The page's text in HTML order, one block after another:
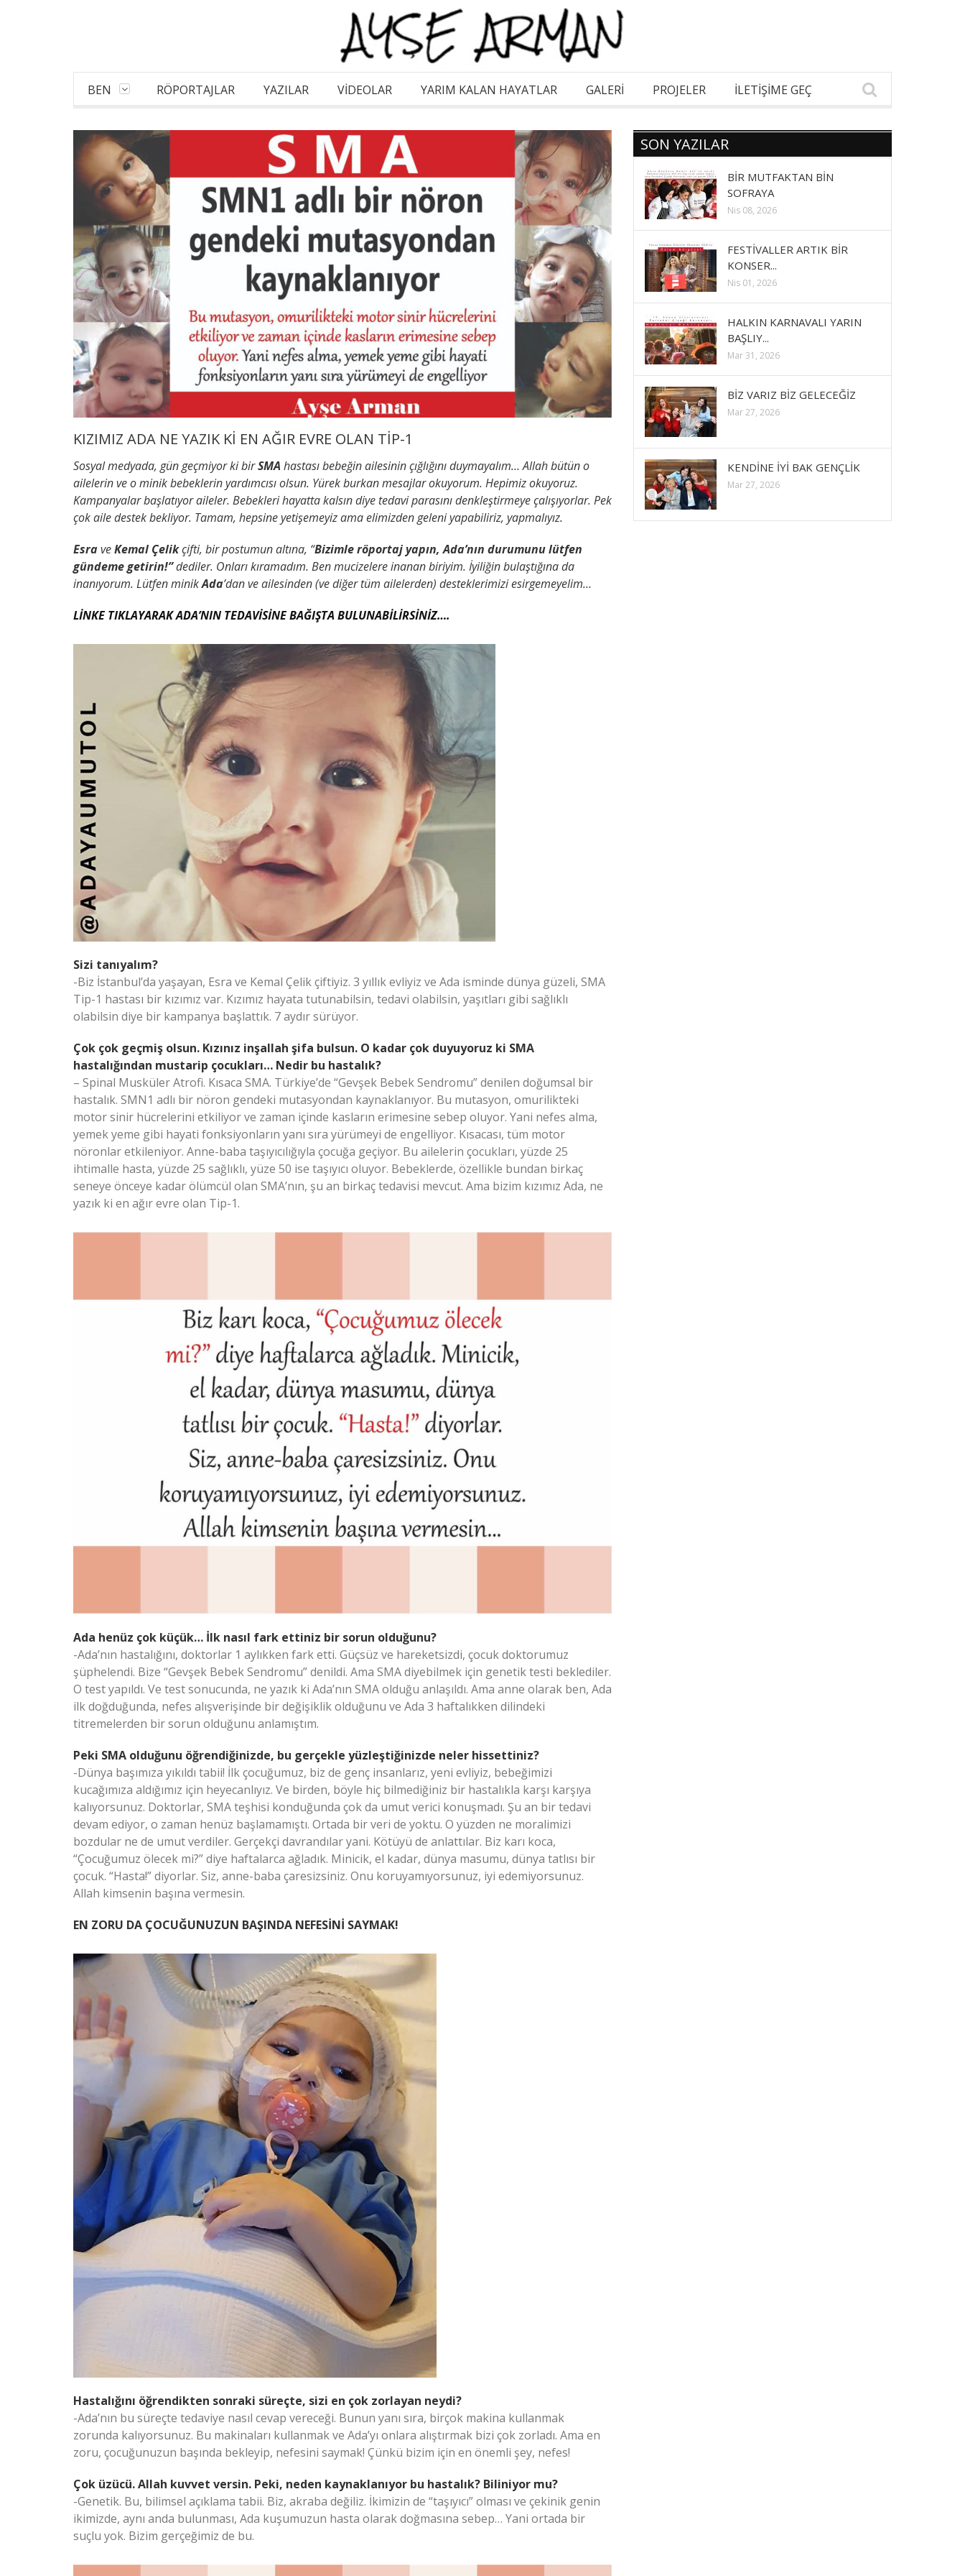
BEN RÖPORTAJLAR YAZILAR VİDEOLAR YARIM KALAN HAYATLAR GALERI PROJELER İLETİŞİME GEÇ
KIZIMIZ ADA NE YAZIK Kİ EN AĞIR EVRE OLAN TİP-1
Sosyal medyada, gün geçmiyor ki birSMA hastası bebeğin ailesinin çığlığını duymayalım… Allah bütün o
ailelerin ve o minik bebeklerin yardımcısı olsun. Yürek burkan mesajlar okuyorum. Hepimiz okuyoruz.
Kampanyalar başlatıyor aileler. Bebekleri hayatta kalsın diye tedavi parasını denkleştirmeye çalışıyorlar. Pek
çok aile destek bekliyor. Tamam, hepsine yetişemeyiz ama elimizden geleni yapabiliriz, yapmalıyız.
EsraveKemal Çelikçifti, bir postumun altına, “Bizimle röportaj yapın, Ada’nın durumunu lütfen
gündeme getirin!”dediler. Onları kıramadım. Ben mucizelere inanan biriyim. İyiliğin bulaştığına da
inanıyorum. Lütfen minikAda’dan ve ailesinden (ve diğer tüm ailelerden) desteklerimizi esirgemeyelim…
LİNKE TIKLAYARAK ADA’NIN TEDAVİSİNE BAĞIŞTA BULUNABİLİRSİNİZ….
Sizi tanıyalım?
-Biz İstanbul’da yaşayan, Esra ve Kemal Çelik çiftiyiz. 3 yıllık evliyiz ve Ada isminde dünya güzeli, SMA
Tip-1 hastası bir kızımız var. Kızımız hayata tutunabilsin, tedavi olabilsin, yaşıtları gibi sağlıklı
olabilsin diye bir kampanya başlattık. 7 aydır sürüyor.
Çok çok geçmiş olsun. Kızınız inşallah şifa bulsun. O kadar çok duyuyoruz ki SMA
hastalığından mustarip çocukları… Nedir bu hastalık?
– Spinal Musküler Atrofi. Kısaca SMA. Türkiye’de “Gevşek Bebek Sendromu” denilen doğumsal bir
hastalık. SMN1 adlı bir nöron gendeki mutasyondan kaynaklanıyor. Bu mutasyon, omurilikteki
motor sinir hücrelerini etkiliyor ve zaman içinde kasların erimesine sebep oluyor. Yani nefes alma,
yemek yeme gibi hayati fonksiyonların yanı sıra yürümeyi de engelliyor. Kısacası, tüm motor
nöronlar etkileniyor. Anne-baba taşıyıcılığıyla çocuğa geçiyor. Bu ailelerin çocukları, yüzde 25
ihtimalle hasta, yüzde 25 sağlıklı, yüze 50 ise taşıyıcı oluyor. Bebeklerde, özellikle bundan birkaç
seneye önceye kadar ölümcül olan SMA’nın, şu an birkaç tedavisi mevcut. Ama bizim kızımız Ada, ne
yazık ki en ağır evre olan Tip-1.
Ada henüz çok küçük… İlk nasıl fark ettiniz bir sorun olduğunu?
-Ada’nın hastalığını, doktorlar 1 aylıkken fark etti. Güçsüz ve hareketsizdi, çocuk doktorumuz
şüphelendi. Bize “Gevşek Bebek Sendromu” denildi. Ama SMA diyebilmek için genetik testi beklediler.
O test yapıldı. Ve test sonucunda, ne yazık ki Ada’nın SMA olduğu anlaşıldı. Ama anne olarak ben, Ada
ilk doğduğunda, nefes alışverişinde bir değişiklik olduğunu ve Ada 3 haftalıkken dilindeki
titremelerden bir sorun olduğunu anlamıştım.
Peki SMA olduğunu öğrendiğinizde, bu gerçekle yüzleştiğinizde neler hissettiniz?
-Dünya başımıza yıkıldı tabii! İlk çocuğumuz, biz de genç insanlarız, yeni evliyiz, bebeğimizi
kucağımıza aldığımız için heyecanlıyız. Ve birden, böyle hiç bilmediğiniz bir hastalıkla karşı karşıya
kalıyorsunuz. Doktorlar, SMA teşhisi konduğunda çok da umut verici konuşmadı. Şu an bir tedavi
devam ediyor, o zaman henüz başlamamıştı. Ortada bir veri de yoktu. O yüzden ne moralimizi
bozdular ne de umut verdiler. Gerçekçi davrandılar yani. Kötüyü de anlattılar. Biz karı koca,
“Çocuğumuz ölecek mi?” diye haftalarca ağladık. Minicik, el kadar, dünya masumu, dünya tatlısı bir
çocuk. “Hasta!” diyorlar. Siz, anne-baba çaresizsiniz. Onu koruyamıyorsunuz, iyi edemiyorsunuz.
Allah kimsenin başına vermesin.
EN ZORU DA ÇOCUĞUNUZUN BAŞINDA NEFESİNİ SAYMAK!
Hastalığını öğrendikten sonraki süreçte, sizi en çok zorlayan neydi?
-Ada’nın bu süreçte tedaviye nasıl cevap vereceği. Bunun yanı sıra, birçok makina kullanmak
zorunda kalıyorsunuz. Bu makinaları kullanmak ve Ada’yı onlara alıştırmak bizi çok zorladı. Ama en
zoru, çocuğunuzun başında bekleyip, nefesini saymak! Çünkü bizim için en önemli şey, nefes!
Çok üzücü. Allah kuvvet versin. Peki, neden kaynaklanıyor bu hastalık? Biliniyor mu?
-Genetik. Bu, bilimsel açıklama tabii. Biz, akraba değiliz. İkimizin de “taşıyıcı” olması ve çekinik genin
ikimizde, aynı anda bulunması, Ada kuşumuzun hasta olarak doğmasına sebep… Yani ortada bir
suçlu yok. Bizim gerçeğimiz de bu.
SON YAZILAR
BİR MUTFAKTAN BİN
SOFRAYA
Nis 08, 2026
FESTİVALLER ARTIK BİR
KONSER...
Nis 01, 2026
HALKIN KARNAVALI YARIN
BAŞLIY...
Mar 31, 2026
BİZ VARIZ BİZ GELECEĞİZ
Mar 27, 2026
KENDİNE İYİ BAK GENÇLİK
Mar 27, 2026